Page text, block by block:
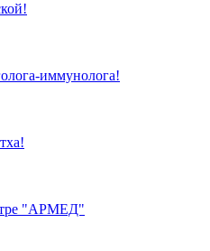
иммунолога!
"АРМЕД"